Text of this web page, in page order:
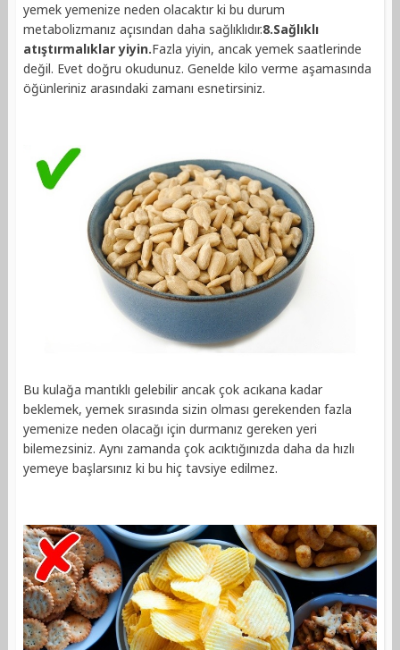
yemek yemenize neden olacaktır ki bu durum
metabolizmanız açısından daha sağlıklıdır.8.Sağlıklı
atıştırmalıklar yiyin.Fazla yiyin, ancak yemek saatlerinde
değil. Evet doğru okudunuz. Genelde kilo verme aşamasında
öğünleriniz arasındaki zamanı esnetirsiniz.
Bu kulağa mantıklı gelebilir ancak çok acıkana kadar
beklemek, yemek sırasında sizin olması gerekenden fazla
yemenize neden olacağı için durmanız gereken yeri
bilemezsiniz. Aynı zamanda çok acıktığınızda daha da hızlı
yemeye başlarsınız ki bu hiç tavsiye edilmez.